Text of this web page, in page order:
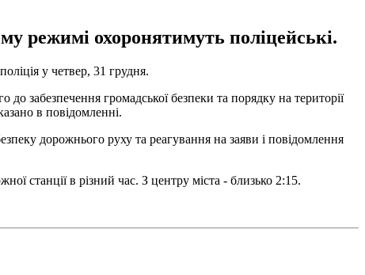
режимі охоронятимуть поліцейські.
у четвер, 31 грудня.
забезпечення громадської безпеки та порядку на території
в повідомленні.
дорожнього руху та реагування на заяви і повідомлення
станції в різний час. З центру міста - близько 2:15.